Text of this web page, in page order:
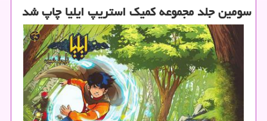
سومین جلد مجموعه كمیك استریپ ایلیا چاپ شد